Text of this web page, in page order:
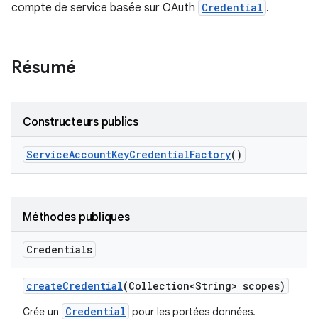
compte de service basée sur OAuth Credential .
Résumé
Constructeurs publics
ServiceAccountKeyCredentialFactory()
Méthodes publiques
Credentials
createCredential(Collection<String> scopes)
Crée un Credential pour les portées données.